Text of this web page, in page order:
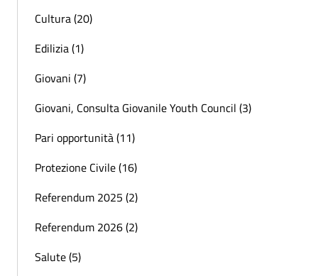
Cultura (20)
Edilizia (1)
Giovani (7)
Giovani, Consulta Giovanile Youth Council (3)
Pari opportunità (11)
Protezione Civile (16)
Referendum 2025 (2)
Referendum 2026 (2)
Salute (5)